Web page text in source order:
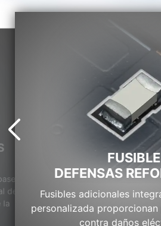
de
la
FUSIBLE
DEFENSAS
Fusibles adicionales
personalizada
contra daños